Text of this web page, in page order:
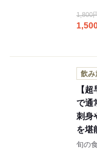
1,800
飲み
【
で通
刺身
を堪
旬の食